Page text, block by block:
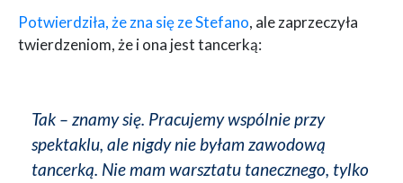
Potwierdziła, że zna się ze Stefano, ale zaprzeczyła
twierdzeniom, że i ona jest tancerką:
Tak – znamy się. Pracujemy wspólnie przy
spektaklu, ale nigdy nie byłam zawodową
tancerką. Nie mam warsztatu tanecznego, tylko